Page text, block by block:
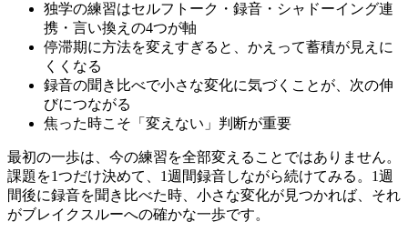
独学の練習はセルフトーク・録音・シャドーイング連
携・言い換えの4つが軸
停滞期に方法を変えすぎると、かえって蓄積が見えに
くくなる
録音の聞き比べで小さな変化に気づくことが、次の伸
びにつながる
焦った時こそ「変えない」判断が重要
最初の一歩は、今の練習を全部変えることではありません。
課題を1つだけ決めて、1週間録音しながら続けてみる。1週
間後に録音を聞き比べた時、小さな変化が見つかれば、それ
がブレイクスルーへの確かな一歩です。